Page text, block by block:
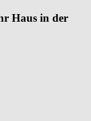
Haus in der